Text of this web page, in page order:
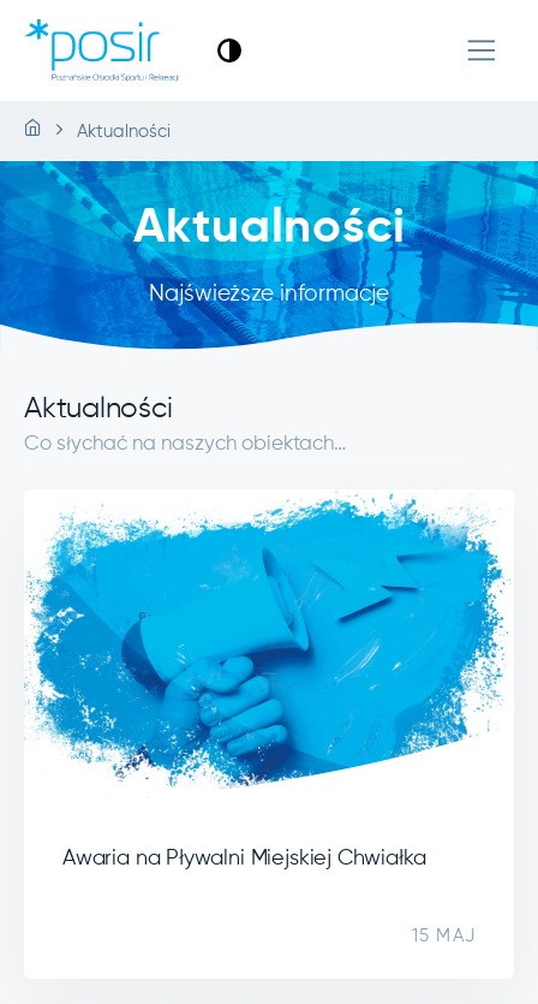
Aktualności
Aktualności
Najświeższe informacje
Aktualności
Co słychać na naszych obiektach…
Awaria na Pływalni Miejskiej Chwiałka
15 MAJ